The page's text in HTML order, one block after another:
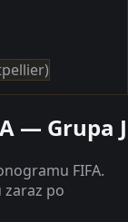
— Grupa J
FIFA.
zaraz po